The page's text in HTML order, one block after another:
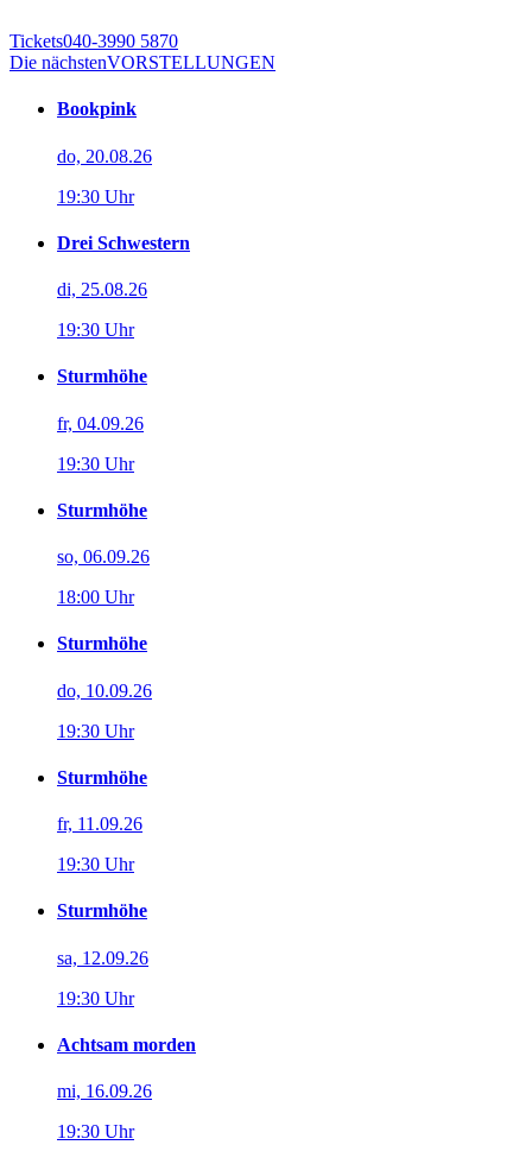
Tickets040-3990 5870
Die nächstenVORSTELLUNGEN
Bookpink
do, 20.08.26
19:30 Uhr
Drei Schwestern
di, 25.08.26
19:30 Uhr
Sturmhöhe
fr, 04.09.26
19:30 Uhr
Sturmhöhe
so, 06.09.26
18:00 Uhr
Sturmhöhe
do, 10.09.26
19:30 Uhr
Sturmhöhe
fr, 11.09.26
19:30 Uhr
Sturmhöhe
sa, 12.09.26
19:30 Uhr
Achtsam morden
mi, 16.09.26
19:30 Uhr